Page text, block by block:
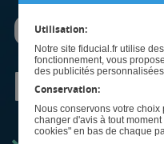
Gérez votre
Utilisation:
Notre site fiducial.fr utilise
fonctionnement, vous
des publicités personnalisées.
Conservation:
Nous conservons votre
changer d'avis à tout
cookies" en bas de chaque